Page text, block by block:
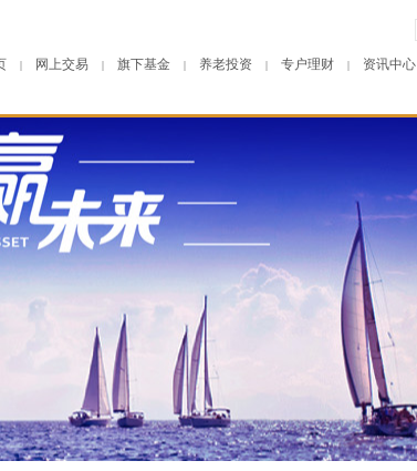
| 网上交易 | 旗下基金 | 养老投资 | 专户理财 | 资讯中心